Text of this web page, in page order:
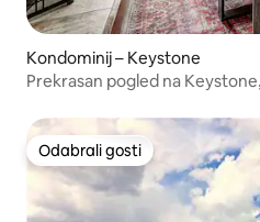
Kondominij – Keystone
Prekrasan pogled na
Odabrali gosti
Odabrali gosti